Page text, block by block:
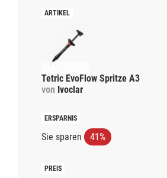
Tetric EvoFlow Spritze A3
von Ivoclar
Sie sparen 41%